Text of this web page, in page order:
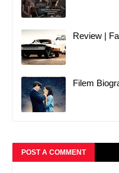
Review |
Filem
POST A COMMENT